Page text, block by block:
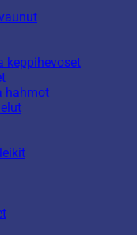
keppihevoset
hahmot